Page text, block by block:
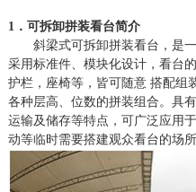
1．可拆卸拼装看台简介
斜梁式可拆卸拼装看台，是
采用标准件、模块化设计，看台
护栏，座椅等，皆可随意搭配组
各种层高、位数的拼装组合。具
运输及储存等特点，可广泛应用
动等临时需要搭建观众看台的场所